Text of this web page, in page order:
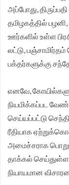
அப்போது,
தமிழகத்தில்
ஊர்களில் உள்ள
லட்டு,
பக்தர்களுக்கு
எனவே,
நியமிக்கப்பட
செய்யப்பட்டு
ரீதியாக
அமைச்சராக
தாக்கல் செய்துள்ள
நியாயமான